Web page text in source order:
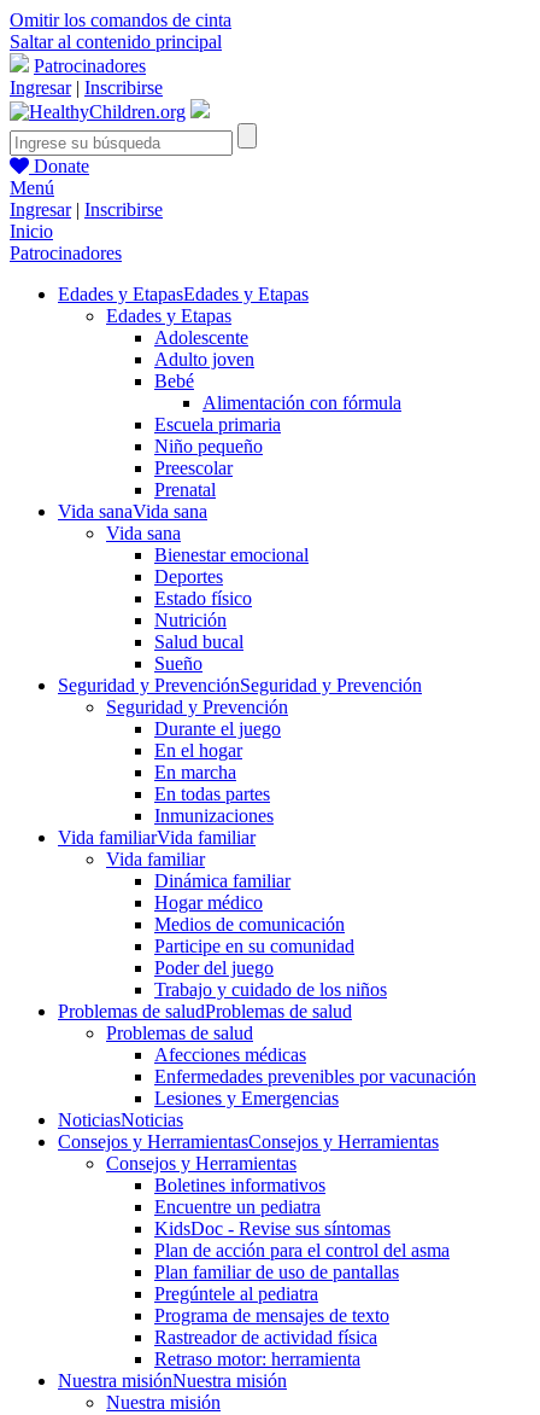
Omitir los comandos de cinta
Saltar al contenido principal
Patrocinadores
Ingresar| Inscribirse
Donate
Menú
Ingresar| Inscribirse
Inicio
Patrocinadores
Edades y EtapasEdades y Etapas
Edades y Etapas
Adolescente
Adulto joven
Bebé
Alimentación con fórmula
Escuela primaria
Niño pequeño
Preescolar
Prenatal
Vida sanaVida sana
Vida sana
Bienestar emocional
Deportes
Estado físico
Nutrición
Salud bucal
Sueño
Seguridad y PrevenciónSeguridad y Prevención
Seguridad y Prevención
Durante el juego
En el hogar
En marcha
En todas partes
Inmunizaciones
Vida familiarVida familiar
Vida familiar
Dinámica familiar
Hogar médico
Medios de comunicación
Participe en su comunidad
Poder del juego
Trabajo y cuidado de los niños
Problemas de saludProblemas de salud
Problemas de salud
Afecciones médicas
Enfermedades prevenibles por vacunación
Lesiones y Emergencias
NoticiasNoticias
Consejos y HerramientasConsejos y Herramientas
Consejos y Herramientas
Boletines informativos
Encuentre un pediatra
KidsDoc - Revise sus síntomas
Plan de acción para el control del asma
Plan familiar de uso de pantallas
Pregúntele al pediatra
Programa de mensajes de texto
Rastre​​ador de activida​d física
Retraso motor: herramienta
Nuestra misiónNuestra misión
Nuestra misión